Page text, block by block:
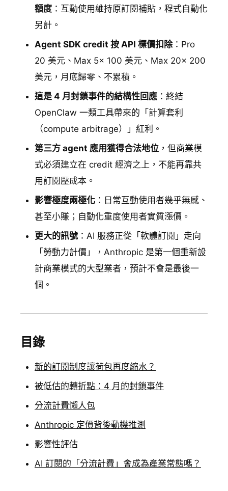
額度 ：互動使用維持原訂閱補貼，程式自動化
另計。
Agent SDK credit 按 API 標價扣除：Pro
20 美元、Max 5x 100 美元、Max 20x 200
美元，月底歸零、不累積。
這是 4 月封鎖事件的結構性回應 ：終結
OpenClaw 一類工具帶來的「計算套利
（compute arbitrage）」紅利。
第三方 agent 應用獲得合法地位 ，但商業模
式必須建立在 credit 經濟之上，不能再靠共
用訂閱壓成本。
影響極度兩極化 ：日常互動使用者幾乎無感、
甚至小賺；自動化重度使用者實質漲價。
更大的訊號 ：AI 服務正從「軟體訂閱」走向
「勞動力計價」，Anthropic 是第一個重新設
計商業模式的大型業者，預計不會是最後一
個。
目錄
新的訂閱制度讓荷包再度縮水？
被低估的轉折點：4 月的封鎖事件
分流計費懶人包
Anthropic 定價背後動機推測
影響性評估
AI 訂閱的「分流計費」會成為產業常態嗎？